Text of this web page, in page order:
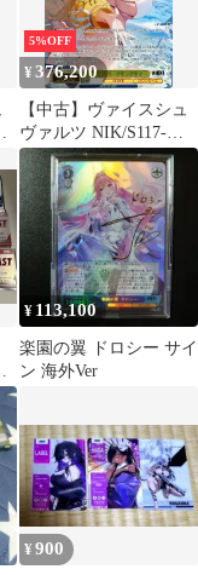
5%OFF
¥376,200
【中古】ヴァイスシュ
ヴァルツ NIK/S117-
002EX[SEC+]：(ホロ)
アニス：スパークリン
グサマー(岡咲美保金箔
押しサイン入り)
¥ 113,100
楽園の翼 ドロシー サイ
ン 海外Ver
¥900